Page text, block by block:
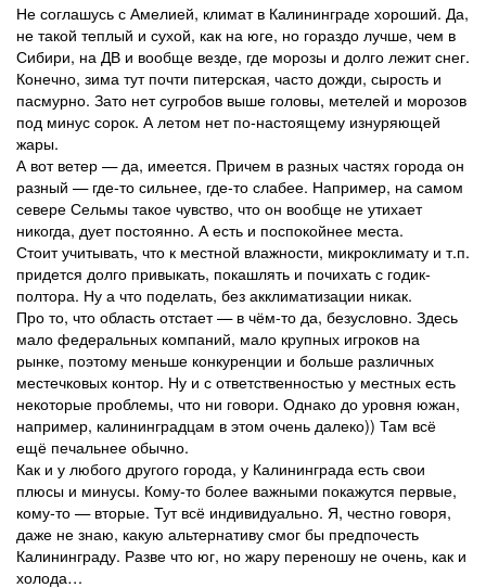
Не соглашусь с Амелией, климат в Калининграде хороший. Да,
не такой теплый и сухой, как на юге, но гораздо лучше, чем в
Сибири, на ДВ и вообще везде, где морозы и долго лежит снег.
Конечно, зима тут почти питерская, часто дожди, сырость и
пасмурно. Зато нет сугробов выше головы, метелей и морозов
под минус сорок. А летом нет по-настоящему изнуряющей
жары.
А вот ветер — да, имеется. Причем в разных частях города он
разный — где-то сильнее, где-то слабее. Например, на самом
севере Сельмы такое чувство, что он вообще не утихает
никогда, дует постоянно. А есть и поспокойнее места.
Стоит учитывать, что к местной влажности, микроклимату и т.п.
придется долго привыкать, покашлять и почихать с годик-
полтора. Ну а что поделать, без акклиматизации никак.
Про то, что область отстает — в чём-то да, безусловно. Здесь
мало федеральных компаний, мало крупных игроков на
рынке, поэтому меньше конкуренции и больше различных
местечковых контор. Ну и с ответственностью у местных есть
некоторые проблемы, что ни говори. Однако до уровня южан,
например, калининградцам в этом очень далеко)) Там всё
ещё печальнее обычно.
Как и у любого другого города, у Калининграда есть свои
плюсы и минусы. Кому-то более важными покажутся первые,
кому-то — вторые. Тут всё индивидуально. Я, честно говоря,
даже не знаю, какую альтернативу смог бы предпочесть
Калининграду. Разве что юг, но жару переношу не очень, как и
холода…